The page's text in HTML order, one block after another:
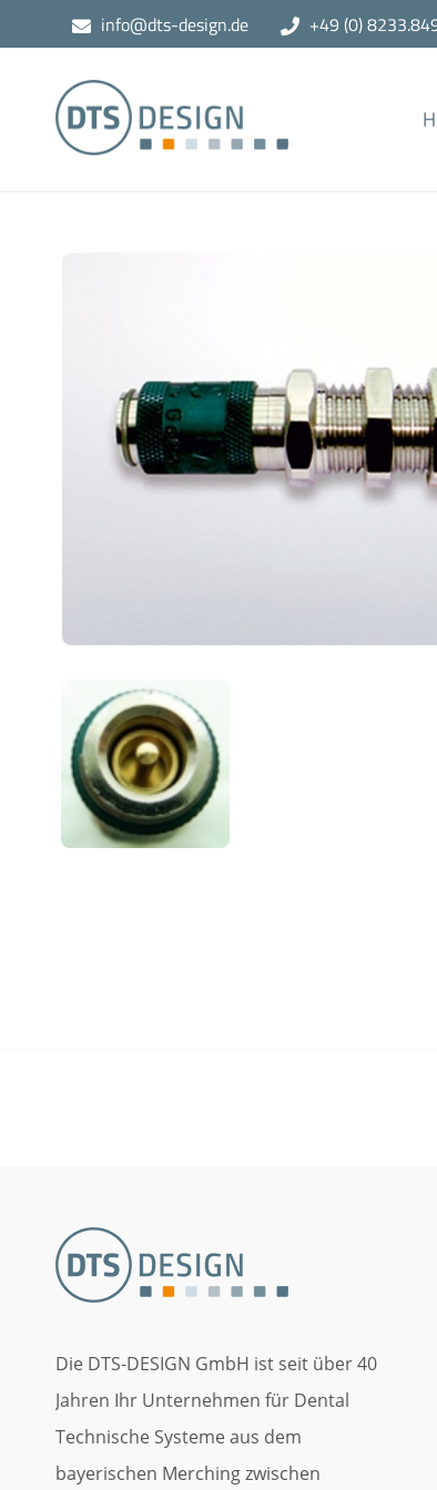
info@dts-design.de +49 (0)
Die DTS-DESIGN GmbH ist seit über 40
Jahren Ihr Unternehmen für Dental
Technische Systeme aus dem
bayerischen Merching zwischen